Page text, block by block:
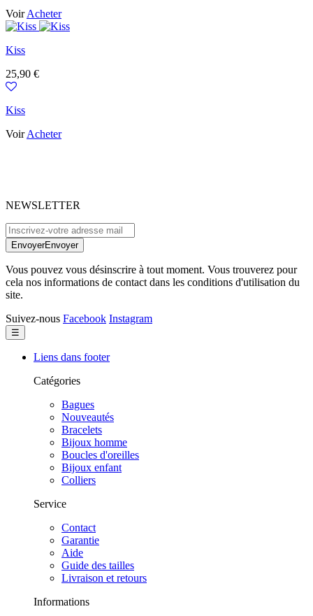
VoirAcheter
Kiss
Prix
25,90 €
Kiss
VoirAcheter
NEWSLETTER
EnvoyerEnvoyer
Vous pouvez vous désinscrire à tout moment. Vous trouverez pour
cela nos informations de contact dans les conditions d'utilisation du
site.
Suivez-nous Facebook Instagram
Basculer
la
navigation
☰
Liens dans footer
Catégories
Bagues
Nouveautés
Bracelets
Bijoux homme
Boucles d'oreilles
Bijoux enfant
Colliers
Service
Contact
Garantie
Aide
Guide des tailles
Livraison et retours
Informations